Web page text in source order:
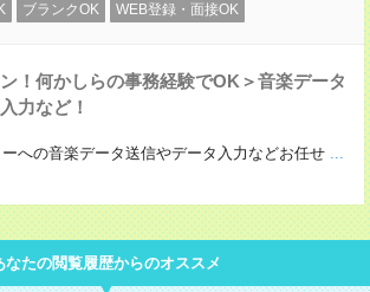
ブランクOK WEB登録・面接OK
！何かしらの事務経験でOK＞音楽データ
力など！
への音楽データ送信やデータ入力などお任せ ...
なたの閲覧履歴からのオススメ